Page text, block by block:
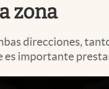
zona
direcciones,
es importante